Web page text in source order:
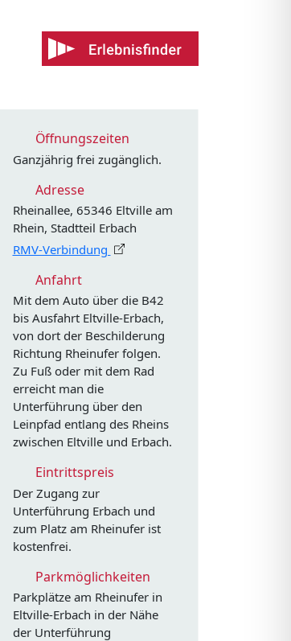
Öffnungszeiten
Ganzjährig frei zugänglich.
Adresse
Rheinallee, 65346 Eltville am
Rhein, Stadtteil Erbach
RMV-Verbindung
Anfahrt
Mit dem Auto über die B42
bis Ausfahrt Eltville-Erbach,
von dort der Beschilderung
Richtung Rheinufer folgen.
Zu Fuß oder mit dem Rad
erreicht man die
Unterführung über den
Leinpfad entlang des Rheins
zwischen Eltville und Erbach.
Eintrittspreis
Der Zugang zur
Unterführung Erbach und
zum Platz am Rheinufer ist
kostenfrei.
Parkmöglichkeiten
Parkplätze am Rheinufer in
Eltville-Erbach in der Nähe
der Unterführung